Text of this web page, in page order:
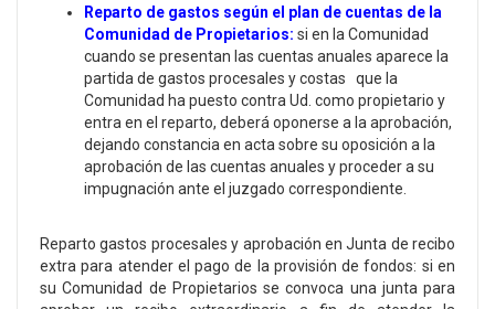
Reparto de gastos según el plan de cuentas de la
Comunidad de Propietarios: si en la Comunidad
cuando se presentan las cuentas anuales aparece la
partida de gastos procesales y costas que la
Comunidad ha puesto contra Ud. como propietario y
entra en el reparto, deberá oponerse a la aprobación,
dejando constancia en acta sobre su oposición a la
aprobación de las cuentas anuales y proceder a su
impugnación ante el juzgado correspondiente.
Reparto gastos procesales y aprobación en Junta de recibo
extra para atender el pago de la provisión de fondos: si en
su Comunidad de Propietarios se convoca una junta para